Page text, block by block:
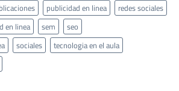
publicidad en linea
redes sociales
en linea sem
seo
sociales
tecnologia en el aula